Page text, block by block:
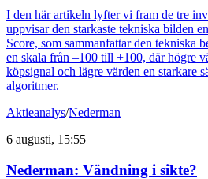
I den här artikeln lyfter vi fram de tre
uppvisar den starkaste tekniska bilden
Score, som sammanfattar den tekniska
en skala från –100 till +100, där högre
köpsignal och lägre värden en starkare
algoritmer.
Aktieanalys/Nederman
6 augusti, 15:55
Nederman: Vändning i sikte?